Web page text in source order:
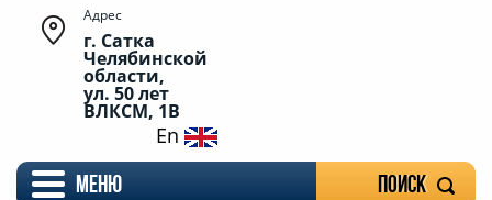
Адрес
г. Сатка
Челябинской
области,
ул. 50 лет
ВЛКСМ, 1В
En
меню Поиск